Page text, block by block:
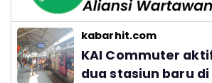
kabarhit.com
KAI Commuter
dua stasiun baru di